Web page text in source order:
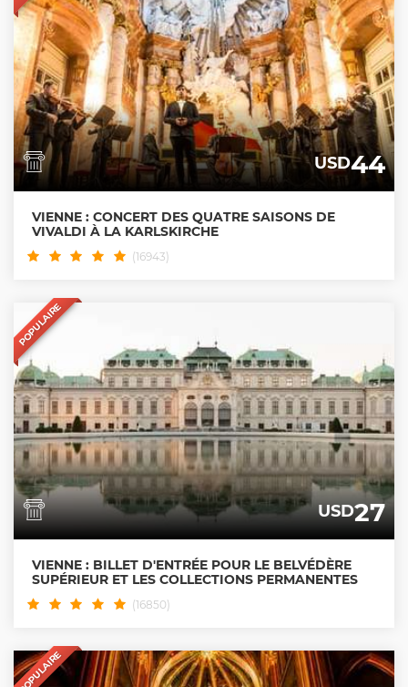
USD44
VIENNE : CONCERT DES QUATRE SAISONS DE
VIVALDI À LA KARLSKIRCHE
(16943)
POPULAIRE
USD27
VIENNE : BILLET D'ENTRÉE POUR LE BELVÉDÈRE
SUPÉRIEUR ET LES COLLECTIONS PERMANENTES
(16850)
POPULAIRE